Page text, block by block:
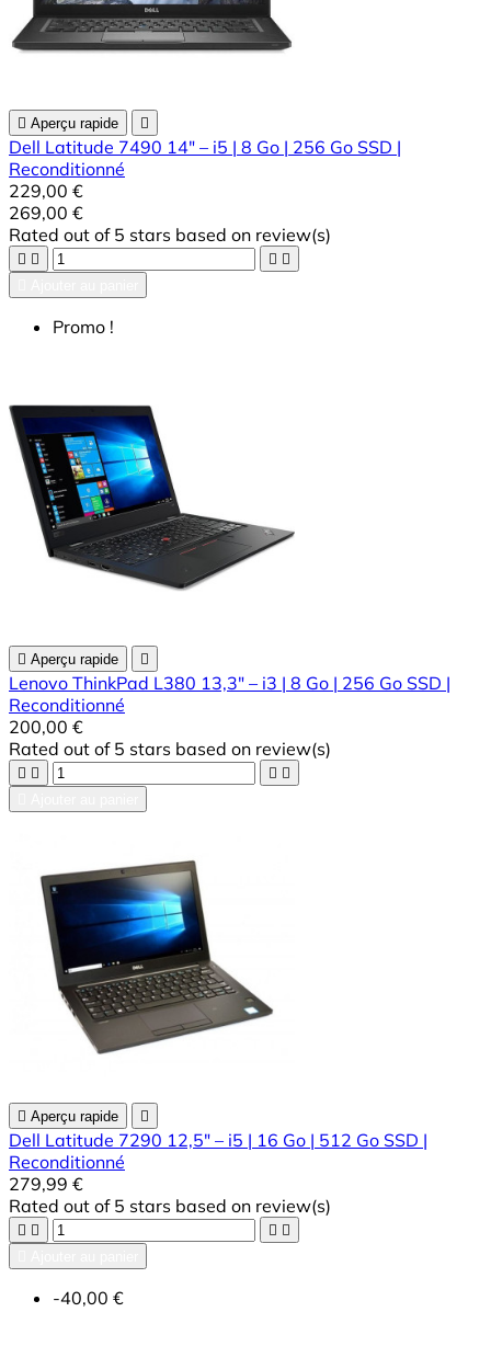
 Aperçu rapide 
Dell Latitude 7490 14" – i5 | 8 Go | 256 Go SSD |
Reconditionné
229,00 €
269,00 €
Rated out of 5 stars based on review(s)
   
Promo !
 Aperçu rapide 
Lenovo ThinkPad L380 13,3" – i3 | 8 Go | 256 Go SSD |
Reconditionné
200,00 €
Rated out of 5 stars based on review(s)
   
 Aperçu rapide 
Dell Latitude 7290 12,5" – i5 | 16 Go | 512 Go SSD |
Reconditionné
279,99 €
Rated out of 5 stars based on review(s)
   
-40,00 €